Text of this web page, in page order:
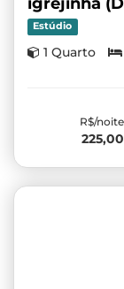
Estúdio
1 Quarto
R$/noite
225,00